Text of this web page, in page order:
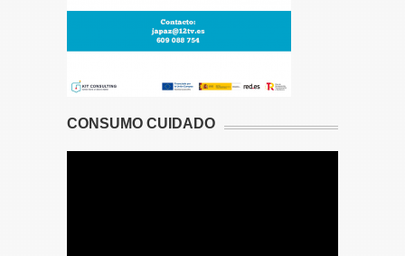
CONSUMO CUIDADO